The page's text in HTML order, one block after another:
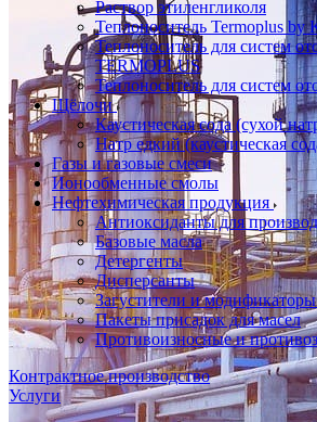
Раствор этиленгликоля
Теплоноситель Termoplus by
Теплоноситель для систем
TERMOPLUS
Теплоноситель для систем
Щёлочи
Каустическая сода (сухой
Натр едкий (каустическая
Газы и газовые смеси
Ионообменные смолы
Нефтехимическая продукция
Антиоксиданты для
Базовые масла
Детергенты
Дисперсанты
Загустители и модификаторы
Пакеты присадок для масел
Противоизносные и
Контрактное производство
Услуги